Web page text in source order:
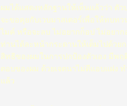
ผมได้แสดงหลักฐานให้เห็นแล้วว่า ตั
จะขอคุยกับเวบมาสเตอร์เพื่อให้ทบท
ไมค์ หรือจะลบ ไม่อยากก็อป ไม่อยา
ท่านได้ละหน้ากระดานให้เต็มไปด้ว
สิทธิของผมในการปกป้องตัวเอง มีพ
ตอบของผม ด้วยเจตนาไม่ดีแอบแฝง
แล้ว